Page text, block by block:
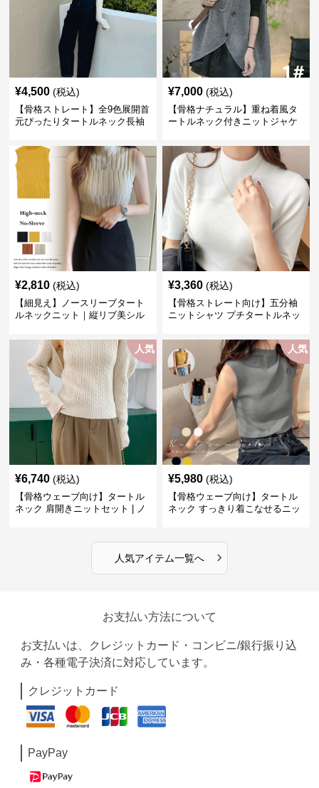
¥4,500 (税込)
【骨格ストレート】全9色展開首
元ぴったりタートルネック長袖
¥7,000 (税込)
【骨格ナチュラル】重ね着風タ
ートルネック付きニットジャケ
¥2,810 (税込)
【細見え】ノースリーブタート
ルネックニット｜縦リブ美シル
¥3,360 (税込)
【骨格ストレート向け】五分袖
ニットシャツ プチタートルネッ
人気
¥6,740 (税込)
【骨格ウェーブ向け】タートル
ネック 肩開きニットセット | ノ
人気
¥5,980 (税込)
【骨格ウェーブ向け】タートル
ネック すっきり着こなせるニッ
人気アイテム一覧へ ›
お支払い方法について
お支払いは、クレジットカード・コンビニ/銀行振り込
み・各種電子決済に対応しています。
クレジットカード
PayPay